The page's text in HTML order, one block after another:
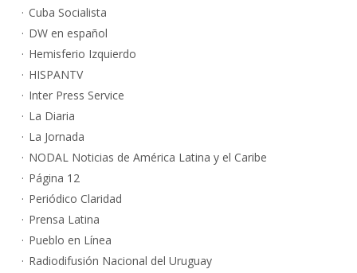
Cuba Socialista
DW en español
Hemisferio Izquierdo
HISPANTV
Inter Press Service
La Diaria
La Jornada
NODAL Noticias de América Latina y el Caribe
Página 12
Periódico Claridad
Prensa Latina
Pueblo en Línea
Radiodifusión Nacional del Uruguay